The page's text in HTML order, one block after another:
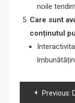
noile
Care sunt
conținutul
Previous: